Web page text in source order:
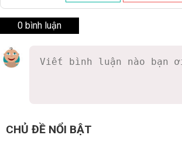
0 bình luận
CHỦ ĐỀ NỔI BẬT